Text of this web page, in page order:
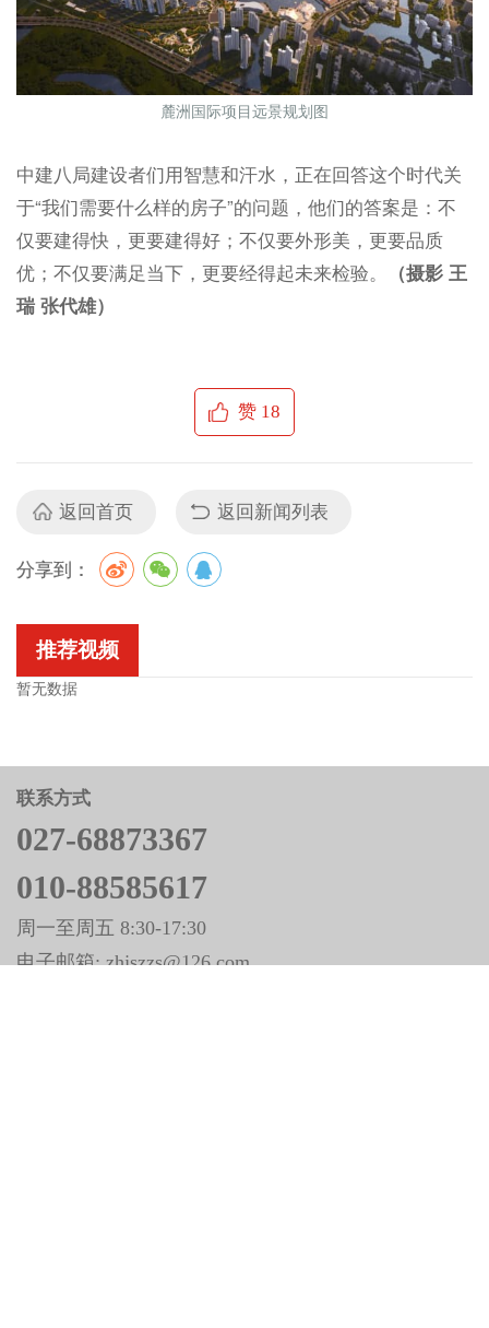
麓洲国际项目远景规划图
中建八局建设者们用智慧和汗水，正在回答这个时代关
于“我们需要什么样的房子”的问题，他们的答案是：不
仅要建得快，更要建得好；不仅要外形美，更要品质
优；不仅要满足当下，更要经得起未来检验。
（摄影 王
瑞 张代雄）
赞 18
返回首页 返回新闻列表
分享到：
推荐视频
暂无数据
联系方式
027-68873367
010-88585617
周一至周五 8:30-17:30
电子邮箱: zhjszzs@126.com